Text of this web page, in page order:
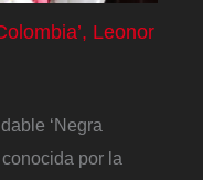
Leonor
‘Negra
por la